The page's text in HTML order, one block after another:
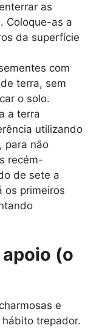
as
Coloque-as a
da superfície
com
terra, sem
o solo.
a terra
utilizando
para não
recém-
de sete a
os primeiros
(o
e
hábito trepador.